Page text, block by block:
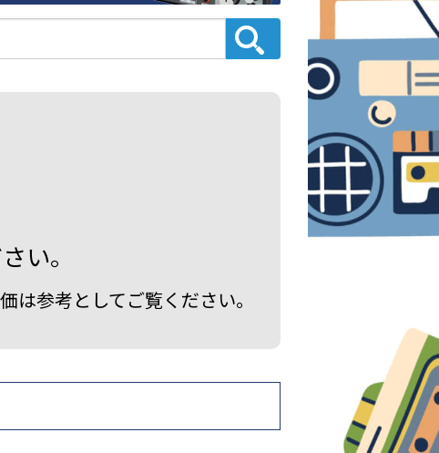
い。
参考としてご覧ください。